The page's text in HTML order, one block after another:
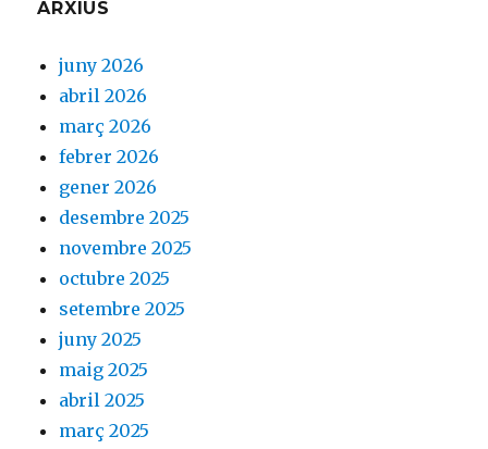
ARXIUS
juny 2026
abril 2026
març 2026
febrer 2026
gener 2026
desembre 2025
novembre 2025
octubre 2025
setembre 2025
juny 2025
maig 2025
abril 2025
març 2025